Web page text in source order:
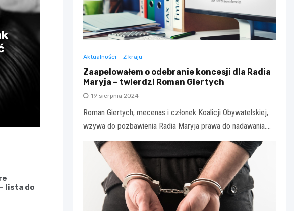
lista do
Aktualności Z kraju
Zaapelowałem o odebranie koncesji dla Radia
Maryja – twierdzi Roman Giertych
19 sierpnia 2024
Roman Giertych, mecenas i członek Koalicji Obywatelskiej,
wzywa do pozbawienia Radia Maryja prawa do nadawania.…